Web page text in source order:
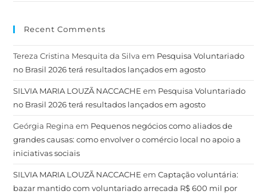
Recent Comments
Tereza Cristina Mesquita da Silva em Pesquisa Voluntariado
no Brasil 2026 terá resultados lançados em agosto
SILVIA MARIA LOUZÃ NACCACHE em Pesquisa Voluntariado
no Brasil 2026 terá resultados lançados em agosto
Geórgia Regina em Pequenos negócios como aliados de
grandes causas: como envolver o comércio local no apoio a
iniciativas sociais
SILVIA MARIA LOUZÃ NACCACHE emCaptação voluntária:
bazar mantido com voluntariado arrecada R$ 600 mil por